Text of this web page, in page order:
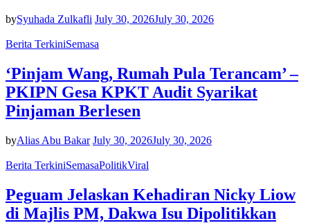
bySyuhada Zulkafli July 30, 2026July 30, 2026
Berita TerkiniSemasa
‘Pinjam Wang, Rumah Pula Terancam’ –
PKIPN Gesa KPKT Audit Syarikat
Pinjaman Berlesen
byAlias Abu Bakar July 30, 2026July 30, 2026
Berita TerkiniSemasaPolitikViral
Peguam Jelaskan Kehadiran Nicky Liow
di Majlis PM, Dakwa Isu Dipolitikkan